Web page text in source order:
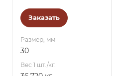
Заказать
Размер, мм
30
Вес 1 шт./кг.